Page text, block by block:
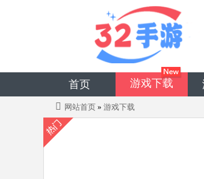
首页 游戏下载
网站首页 » 游戏下载